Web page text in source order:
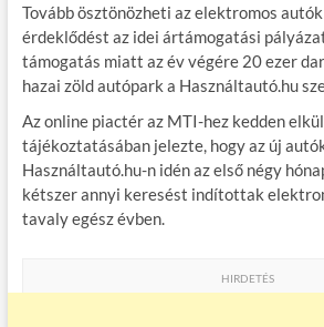
e
b
o
o
k
itt
er
ail m
bl
r
er
es
t
za
m
e
g
Tovább ösztönözheti az elektromos
érdeklődést az idei ártámogatási
támogatás miatt az év végére 20 ezer
hazai zöld autópark a Használtautó.hu
Az online piactér az MTI-hez kedden
tájékoztatásában jelezte, hogy az új
Használtautó.hu-n idén az első négy
kétszer annyi keresést indítottak
tavaly egész évben.
HIRDETÉS